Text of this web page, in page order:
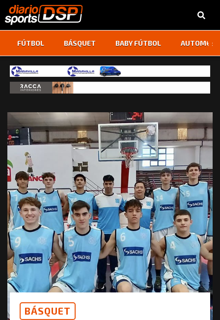
FÚTBOL BÁSQUET BABY FÚTBOL ‹ ›
BÁSQUET